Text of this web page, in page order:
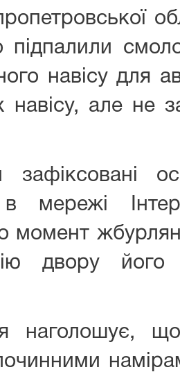
підпалили
навісу для
навісу, але не
зафіксовані
мережі
момент
двору
наголошує,